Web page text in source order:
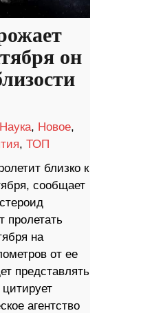
он
Наука, Новое,
, ТОП
близко к
сообщает
пролетать
на
от ее
представлять
цитирует
агентство